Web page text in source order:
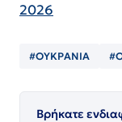
2026
#ΟΥΚΡΑΝΙΑ
Βρήκατε